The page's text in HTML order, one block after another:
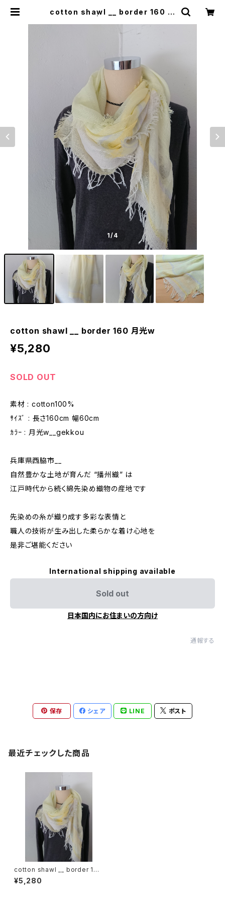
cotton shawl __ border 160 月
1/4
cotton shawl __ border 160 月光w
¥5,280
SOLD OUT
素材 : cotton100%
ｻｲｽﾞ : 長さ160cm 幅60cm
ｶﾗｰ : 月光w__gekkou
兵庫県西脇市__
自然豊かな土地が育んだ “播州織” は
江戸時代から続く綿先染め織物の産地です
先染めの糸が織り成す多彩な表情と
職人の技術が生み出した柔らかな着け心地を
是非ご堪能ください
International shipping available
Sold out
日本国内にお住まいの方向け
通報する
保存 シェア LINE ポスト
最近チェックした商品
cotton shawl __ border 160
月光w
¥5,280